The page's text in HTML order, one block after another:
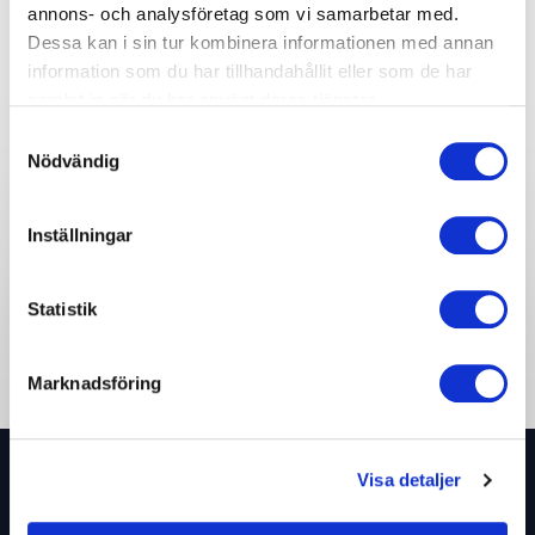
annons- och analysföretag som vi samarbetar med.
Dessa kan i sin tur kombinera informationen med annan
information som du har tillhandahållit eller som de har
Nödvändig
Inställningar
Statistik
Marknadsföring
Visa detaljer
Share:
Skicka en förfrågan på Oskar